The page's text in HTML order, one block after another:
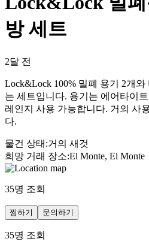
방 세트
2달 전
Lock&Lock 100% 밀폐 용기 2개
는 세트입니다. 용기는 에어타이
레인지 사용 가능합니다. 거의 사
다.
물건 상태 :거의 새것
희망 거래 장소:El Monte, El Monte
35명 조회
찜하기 문의하기
35명 조회